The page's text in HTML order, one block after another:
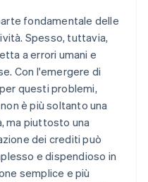
fondamentale delle
Spesso, tuttavia,
a errori umani e
Con l'emergere di
questi problemi,
è più soltanto una
ma piuttosto una
dei crediti può
e dispendioso in
semplice e più